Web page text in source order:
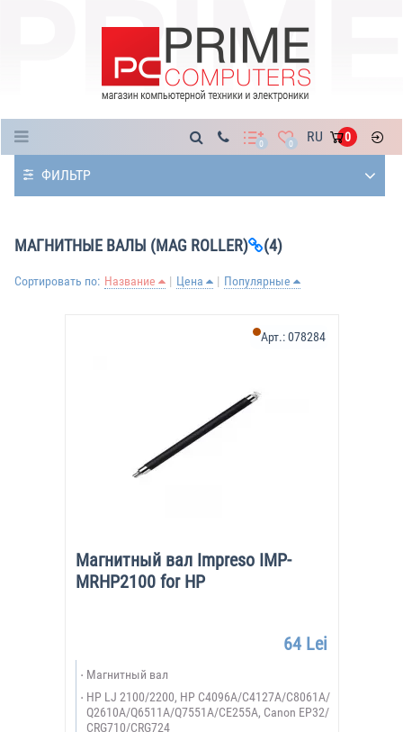
0 0 RU 0
ФИЛЬТР
МАГНИТНЫЕ ВАЛЫ (MAG ROLLER) (4)
Сортировать по: Название Цена Популярные
Магнитный вал Impreso IMP-
MRHP2100 for HP
Арт.:078284
64 Lei
Магнитный вал
HP LJ 2100/2200, HP C4096A/C4127A/C8061A/
Q2610A/Q6511A/Q7551A/CE255A, Canon EP32/
CRG710/CRG724